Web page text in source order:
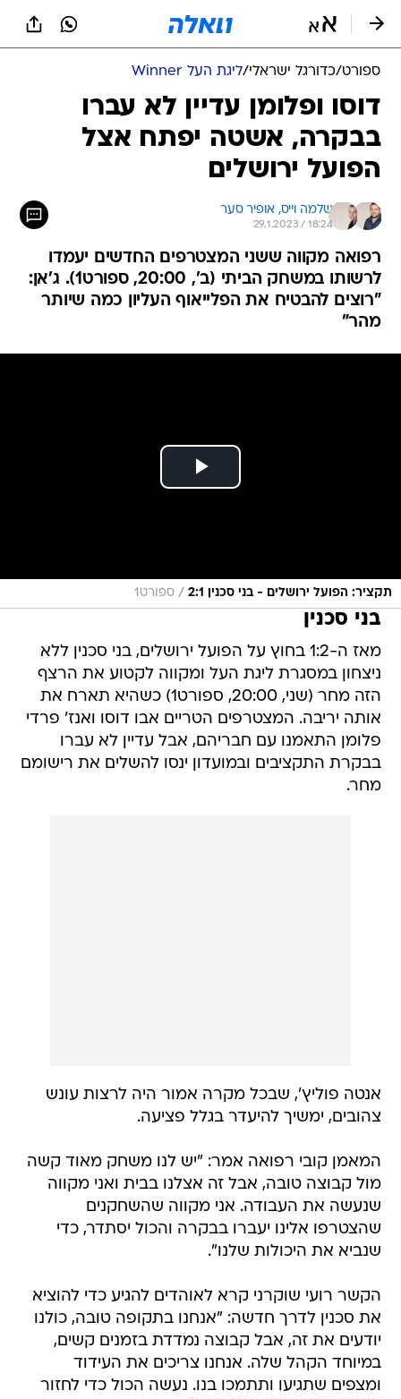
ספורט/כדורגל ישראלי/ליגת העל Winner
דוסו ופלומן עדיין לא עברו
בבקרה, אשטה יפתח אצל
הפועל ירושלים
שלמה וייס, אופיר סער
29.1.2023 / 18:24
רפואה מקווה ששני המצטרפים החדשים יעמדו
לרשותו במשחק הביתי (ב', 20:00, ספורט1). ג'אן:
"רוצים להבטיח את הפלייאוף העליון כמה שיותר
מהר"
תקציר: הפועל ירושלים - בני סכנין 2:1 / ספורט1
בני סכנין
מאז ה-1:2 בחוץ על הפועל ירושלים, בני סכנין ללא
ניצחון במסגרת ליגת העל ומקווה לקטוע את הרצף
הזה מחר (שני, 20:00, ספורט1) כשהיא תארח את
אותה יריבה. המצטרפים הטריים אבו דוסו ואנז' פרדי
פלומן התאמנו עם חבריהם, אבל עדיין לא עברו
בבקרת התקציבים ובמועדון ינסו להשלים את רישומם
מחר.
אנטה פוליץ', שבכל מקרה אמור היה לרצות עונש
צהובים, ימשיך להיעדר בגלל פציעה.
המאמן קובי רפואה אמר: "יש לנו משחק מאוד קשה
מול קבוצה טובה, אבל זה אצלנו בבית ואני מקווה
שנעשה את העבודה. אני מקווה שהשחקנים
שהצטרפו אלינו יעברו בבקרה והכול יסתדר, כדי
שנביא את היכולות שלנו".
הקשר רועי שוקרני קרא לאוהדים להגיע כדי להוציא
את סכנין לדרך חדשה: "אנחנו בתקופה טובה, כולנו
יודעים את זה, אבל קבוצה נמדדת בזמנים קשים,
במיוחד הקהל שלה. אנחנו צריכים את העידוד
ומצפים שתגיעו ותתמכו בנו. נעשה הכול כדי לחזור